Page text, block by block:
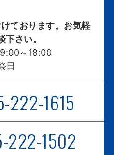
ております。お気軽
下さい。
～18:00
日
222-1615
222-1502